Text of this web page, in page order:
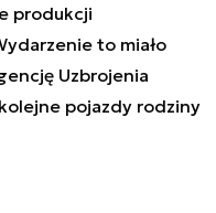
produkcji
to miało
Uzbrojenia
pojazdy rodziny